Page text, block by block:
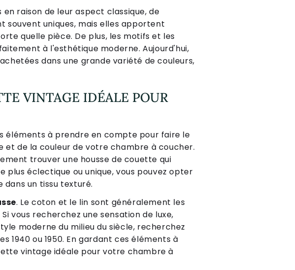
raison de leur aspect classique, de
souvent uniques, mais elles apportent
quelle pièce. De plus, les motifs et les
à l'esthétique moderne. Aujourd'hui,
dans une grande variété de couleurs,
VINTAGE IDÉALE POUR
éléments à prendre en compte pour faire le
de la couleur de votre chambre à coucher.
trouver une housse de couette qui
éclectique ou unique, vous pouvez opter
un tissu texturé.
. Le coton et le lin sont généralement les
vous recherchez une sensation de luxe,
moderne du milieu du siècle, recherchez
1940 ou 1950. En gardant ces éléments à
vintage idéale pour votre chambre à